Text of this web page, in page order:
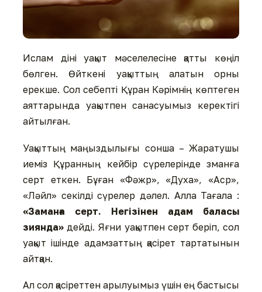
Ислам діні уақыт мәселелесіне қатты көңіл
бөлген. Өйткені уақыттың алатын орны
ерекше. Сол себепті Құран Кәрімнің көптеген
аяттарында уақытпен санасуымыз керектігі
айтылған.
Уақыттың маңыздылығы сонша – Жаратушы
иеміз Құранның кейбір сүрелерінде зманға
серт еткен. Бұған «Фәжр», «Духа», «Аср»,
«Ләйл» секілді сүрелер дәлел. Алла Тағала :
«Заманға серт. Негізінен адам баласы
зиянда» дейді. Яғни уақытпен серт беріп, сол
уақыт ішінде адамзаттың қасірет тартатынын
айтқан.
Ал сол қасіреттен арылуымыз үшін ең бастысы